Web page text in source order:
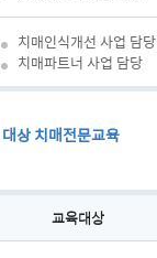
치매인식개선 사업 담당
치매파트너 사업 담당
상 치매전문교육
교육대상